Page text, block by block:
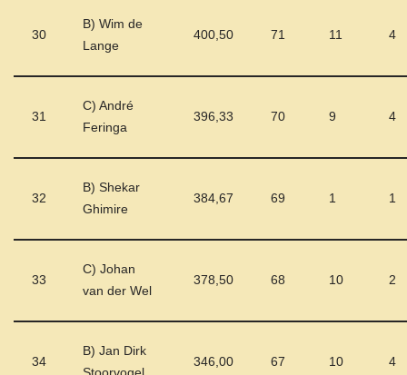
30
B) Wim de
Lange
400,50 71 11 4
31
C) André
Feringa
396,33 70 9 4
32
B) Shekar
Ghimire
384,67 69 1 1
33
C) Johan
van der Wel
378,50 68 10 2
34
B) Jan Dirk
346,00 67 10 4